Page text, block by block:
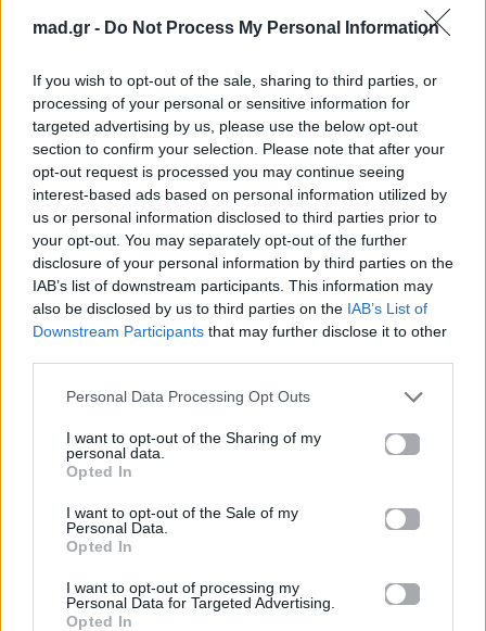
mad.gr - Do Not Process My Personal Information
If you wish to opt-out of the sale, sharing to third parties, or
processing of your personal or sensitive information for
targeted advertising by us, please use the below opt-out
section to confirm your selection. Please note that after your
opt-out request is processed you may continue seeing
interest-based ads based on personal information utilized by
us or personal information disclosed to third parties prior to
your opt-out. You may separately opt-out of the further
disclosure of your personal information by third parties on the
IAB’s list of downstream participants. This information may
also be disclosed by us to third parties on the IAB’s List of
Downstream Participants that may further disclose it to other
Personal Data Processing Opt Outs
I want to opt-out of the Sharing of my
personal data.
Opted In
I want to opt-out of the Sale of my
Personal Data.
Opted In
I want to opt-out of processing my
Personal Data for Targeted Advertising.
Opted In
ακατάλληλες παραλίες
25.06.2026
υποτροφιών
AKTOR4TheFuture
04.06.2026
EUROVISION
ΕΡΤ: Εντυπωσιακή
στη φετινή Eurovision
20.05.2026
Go out
Ηλεκτρικά πατίνια:
«παγίδα» θανάτου;
Οδηγός ασφαλούς
μετακίνησης